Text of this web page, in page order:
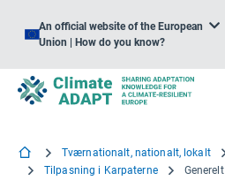
An official website of the European
Union | How do you know?
Tværnationalt, nationalt, lokalt
Tilpasning i Karpaterne
Generelt